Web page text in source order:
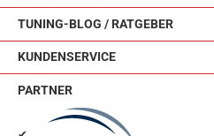
TUNING-BLOG / RATGEBER
KUNDENSERVICE
PARTNER